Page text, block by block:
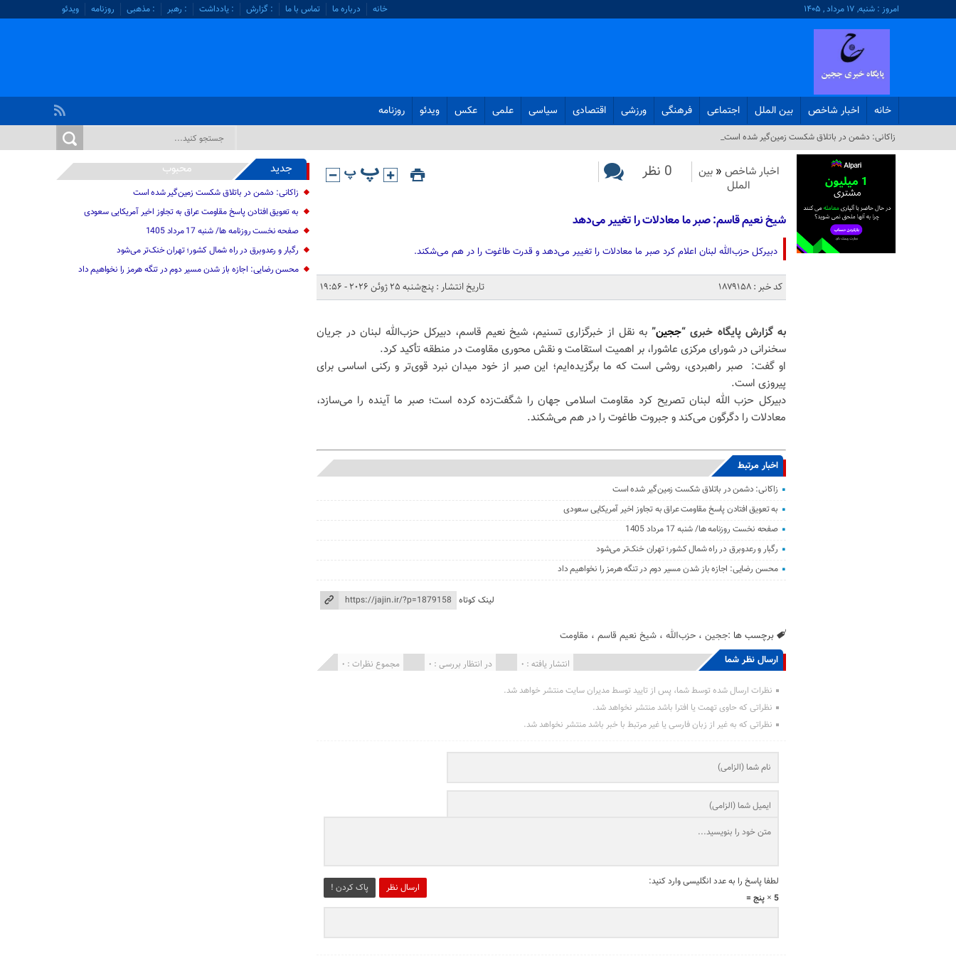
امروز : شنبه, ۱۷ مرداد , ۱۴۰۵ خانه درباره ما تماس با ما : گزارش : یادداشت : رهبر : مذهبی روزنامه ویدئو
خانه اخبار شاخص بین الملل اجتماعی فرهنگی ورزشی اقتصادی سیاسی علمی عکس ویدئو روزنامه
زاکانی: دشمن در باتلاق شکست زمین‌گیر شده است_
اخبار شاخص « بین
الملل
0 نظر
شیخ نعیم قاسم: صبر ما معادلات را تغییر می‌دهد
دبیرکل حزب‌الله لبنان اعلام کرد صبر ما معادلات را تغییر می‌دهد و قدرت طاغوت را در هم می‌شکند.
کد خبر : 1879158 تاریخ انتشار : پنج‌شنبه 25 ژوئن 2026 - 19:56
به گزارش پایگاه خبری “ججین” به نقل از خبرگزاری تسنیم، شیخ نعیم قاسم، دبیرکل حزب‌الله لبنان در جریان
سخنرانی در شورای مرکزی عاشورا، بر اهمیت استقامت و نقش محوری مقاومت در منطقه تأکید کرد.
او گفت: صبر راهبردی، روشی است که ما برگزیده‌ایم؛ این صبر از خود میدان نبرد قوی‌تر و رکنی اساسی برای
پیروزی است.
دبیرکل حزب الله لبنان تصریح کرد مقاومت اسلامی جهان را شگفت‌زده کرده است؛ صبر ما آینده را می‌سازد،
معادلات را دگرگون می‌کند و جبروت طاغوت را در هم می‌شکند.
اخبار مرتبط
زاکانی: دشمن در باتلاق شکست زمین‌گیر شده است
به تعویق افتادن پاسخ مقاومت عراق به تجاوز اخیر آمریکایی سعودی
صفحه نخست روزنامه ها/ شنبه 17 مرداد 1405
رگبار و رعدوبرق در راه شمال کشور؛ تهران خنک‌تر می‌شود
محسن رضایی: اجازه باز شدن مسیر دوم در تنگه هرمز را نخواهیم داد
لینک کوتاه
برچسب ها :ججین ،حزب‌الله ،شیخ نعیم قاسم ، مقاومت
ارسال نظر شما مجموع نظرات : 0 در انتظار بررسی : 0 انتشار یافته : 0
نظرات ارسال شده توسط شما، پس از تایید توسط مدیران سایت منتشر خواهد شد.
نظراتی که حاوی تهمت یا افترا باشد منتشر نخواهد شد.
نظراتی که به غیر از زبان فارسی یا غیر مرتبط با خبر باشد منتشر نخواهد شد.
ارسال نظر پاک کردن !
لطفا پاسخ را به عدد انگلیسی وارد کنید:
5 × پنج =
جدید محبوب
زاکانی: دشمن در باتلاق شکست زمین‌گیر شده است
به تعویق افتادن پاسخ مقاومت عراق به تجاوز اخیر آمریکایی سعودی
صفحه نخست روزنامه ها/ شنبه 17 مرداد 1405
رگبار و رعدوبرق در راه شمال کشور؛ تهران خنک‌تر می‌شود
محسن رضایی: اجازه باز شدن مسیر دوم در تنگه هرمز را نخواهیم داد